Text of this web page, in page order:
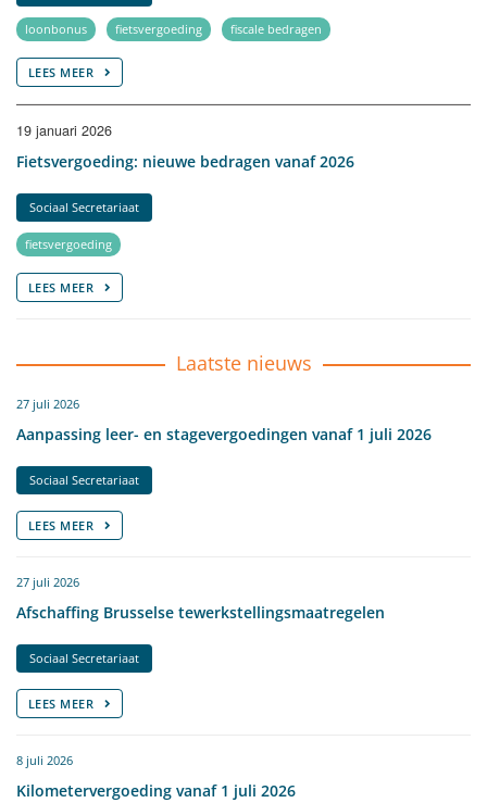
loonbonus fietsvergoeding fiscale bedragen
LEES MEER
19 januari 2026
Fietsvergoeding: nieuwe bedragen vanaf 2026
Sociaal Secretariaat
fietsvergoeding
LEES MEER
Laatste nieuws
27 juli 2026
Aanpassing leer- en stagevergoedingen vanaf 1 juli 2026
Sociaal Secretariaat
LEES MEER
27 juli 2026
Afschaffing Brusselse tewerkstellingsmaatregelen
Sociaal Secretariaat
LEES MEER
8 juli 2026
Kilometervergoeding vanaf 1 juli 2026